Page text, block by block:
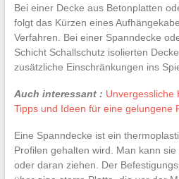
Bei einer Decke aus Betonplatten
folgt das Kürzen eines
Verfahren. Bei einer Spanndecke
Schicht Schallschutz isolierten
zusätzliche Einschränkungen ins
Auch interessant : Unvergessliche
Tipps und Ideen für eine gelungene
Eine Spanndecke ist ein
Profilen gehalten wird. Man kann
oder daran ziehen. Der